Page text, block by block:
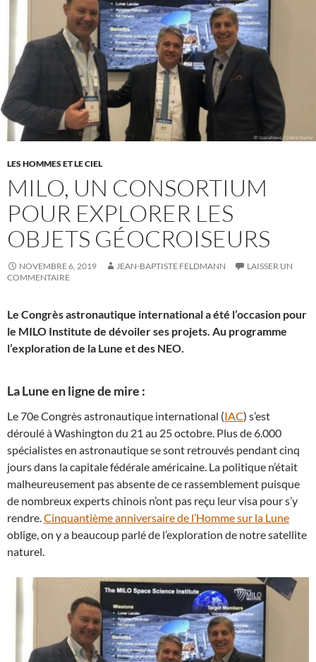
LES HOMMES ET LE CIEL
MILO, UN CONSORTIUM
POUR EXPLORER LES
OBJETS GÉOCROISEURS
NOVEMBRE 6, 2019 JEAN-BAPTISTE FELDMANN
LAISSER UN
COMMENTAIRE
Le Congrès astronautique international a été l’occasion pour
le MILO Institute de dévoiler ses projets. Au programme
l’exploration de la Lune et des NEO.
La Lune en ligne de mire :
Le 70e Congrès astronautique international (IAC) s’est
déroulé à Washington du 21 au 25 octobre. Plus de 6.000
spécialistes en astronautique se sont retrouvés pendant cinq
jours dans la capitale fédérale américaine. La politique n’était
malheureusement pas absente de ce rassemblement puisque
de nombreux experts chinois n’ont pas reçu leur visa pour s’y
rendre. Cinquantième anniversaire de l’Homme sur la Lune
oblige, on y a beaucoup parlé de l’exploration de notre satellite
naturel.